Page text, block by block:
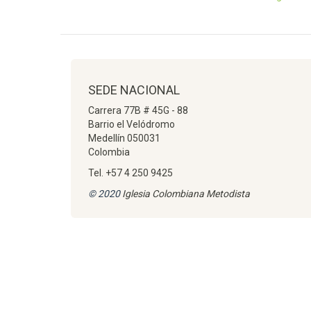
SEDE NACIONAL
Carrera 77B # 45G - 88
Barrio el Velódromo
Medellín 050031
Colombia
Tel. +57 4 250 9425
© 2020Iglesia Colombiana Metodista